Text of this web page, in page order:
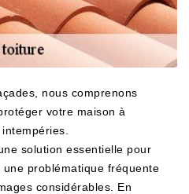
nous comprenons
votre maison à
solution essentielle pour
problématique fréquente
considérables. En